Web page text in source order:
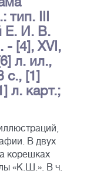
III
Е. И. В.
- [4], XVI,
л. ил.,
c., [1]
л. карт.;
В двух
корешках
«К.Ш.». В ч.